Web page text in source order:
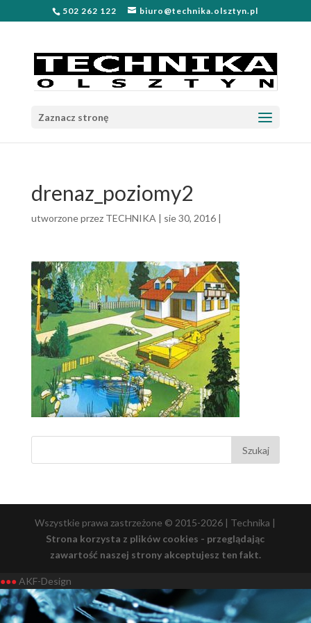
502 262 122 biuro@technika.olsztyn.pl
Zaznacz stronę
drenaz_poziomy2
utworzone przez TECHNIKA | sie 30, 2016|
Wszystkie prawa zastrzeżone © 2015-2026 | Technika |
Strona korzysta z plików cookies - przeglądając
zawartość naszej strony akceptujesz ten fakt.
●●● AKF-Design